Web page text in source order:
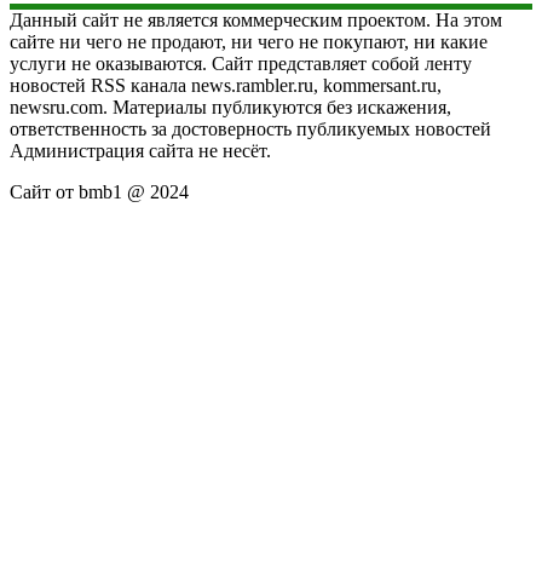
Данный сайт не является коммерческим проектом. На этом
сайте ни чего не продают, ни чего не покупают, ни какие
услуги не оказываются. Сайт представляет собой ленту
новостей RSS канала news.rambler.ru, kommersant.ru,
newsru.com. Материалы публикуются без искажения,
ответственность за достоверность публикуемых новостей
Администрация сайта не несёт.
Сайт от bmb1 @ 2024